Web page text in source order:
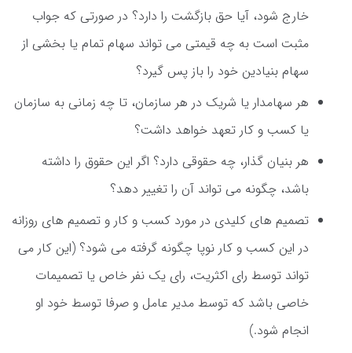
خارج شود، آیا حق بازگشت را دارد؟ در صورتی که جواب
مثبت است به چه قیمتی می تواند سهام تمام یا بخشی از
سهام بنیادین خود را باز پس گیرد؟
هر سهامدار یا شریک در هر سازمان، تا چه زمانی به سازمان
یا کسب و کار تعهد خواهد داشت؟
هر بنیان گذار، چه حقوقی دارد؟ اگر این حقوق را داشته
باشد، چگونه می تواند آن را تغییر دهد؟
تصمیم های کلیدی در مورد کسب و کار و تصمیم های روزانه
در این کسب و کار نوپا چگونه گرفته می شود؟ (این کار می
تواند توسط رای اکثریت، رای یک نفر خاص یا تصمیمات
خاصی باشد که توسط مدیر عامل و صرفا توسط خود او
انجام شود.)